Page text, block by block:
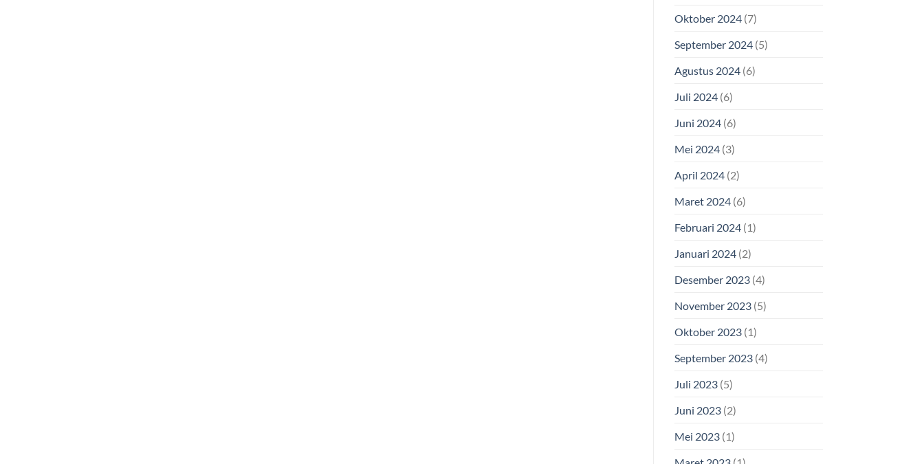
Oktober 2024(7)
September 2024(5)
Agustus 2024(6)
Juli 2024(6)
Juni 2024(6)
Mei 2024(3)
April 2024(2)
Maret 2024(6)
Februari 2024(1)
Januari 2024(2)
Desember 2023(4)
November 2023(5)
Oktober 2023(1)
September 2023(4)
Juli 2023(5)
Juni 2023(2)
Mei 2023(1)